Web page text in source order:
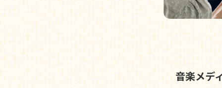
音楽メデ